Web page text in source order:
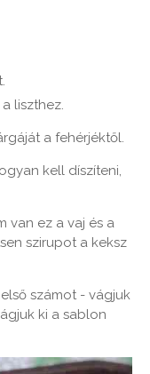
liszthez.
a fehérjéktől.
kell díszíteni,
van ez a vaj és a
szirupot a keksz
számot - vágjuk
ki a sablon